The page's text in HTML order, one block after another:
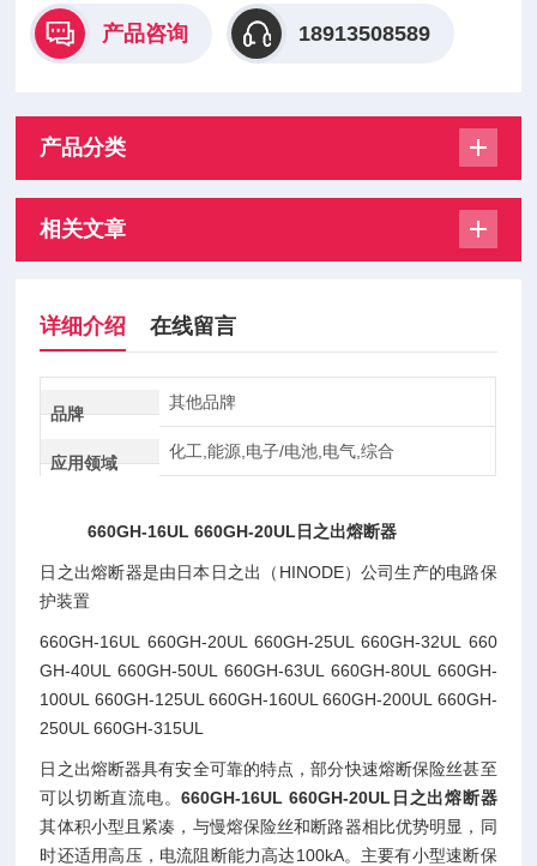
产品咨询 18913508589
产品分类
相关文章
详细介绍 在线留言
品牌
其他品牌
应用领域
化工,能源,电子/电池,电气,综合
660GH-16UL 660GH-20UL日之出熔断器
日之出熔断器是由日本日之出（HINODE）公司生产的电路保
护装置
660GH-16UL 660GH-20UL 660GH-25UL 660GH-32UL 660
GH-40UL 660GH-50UL 660GH-63UL 660GH-80UL 660GH-
100UL 660GH-125UL 660GH-160UL 660GH-200UL 660GH-
250UL 660GH-315UL
日之出熔断器具有安全可靠的特点，部分快速熔断保险丝甚至
可以切断直流电。660GH-16UL 660GH-20UL日之出熔断器
其体积小型且紧凑，与慢熔保险丝和断路器相比优势明显，同
时还适用高压，电流阻断能力高达100kA。主要有小型速断保